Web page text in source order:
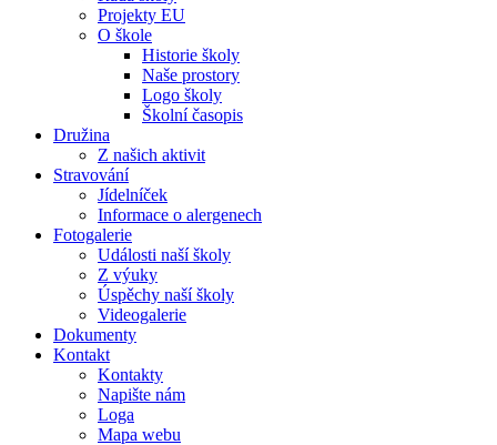
Projekty EU
O škole
Historie školy
Naše prostory
Logo školy
Školní časopis
Družina
Z našich aktivit
Stravování
Jídelníček
Informace o alergenech
Fotogalerie
Události naší školy
Z výuky
Úspěchy naší školy
Videogalerie
Dokumenty
Kontakt
Kontakty
Napište nám
Loga
Mapa webu